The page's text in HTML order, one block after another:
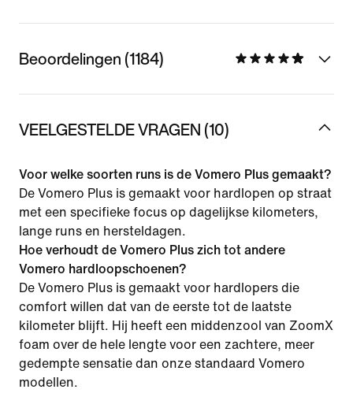
Beoordelingen (1184)
VEELGESTELDE VRAGEN (10)
Voor welke soorten runs is de Vomero Plus gemaakt?
De Vomero Plus is gemaakt voor hardlopen op straat
met een specifieke focus op dagelijkse kilometers,
lange runs en hersteldagen.
Hoe verhoudt de Vomero Plus zich tot andere
Vomero hardloopschoenen?
De Vomero Plus is gemaakt voor hardlopers die
comfort willen dat van de eerste tot de laatste
kilometer blijft. Hij heeft een middenzool van ZoomX
foam over de hele lengte voor een zachtere, meer
gedempte sensatie dan onze standaard Vomero
modellen.